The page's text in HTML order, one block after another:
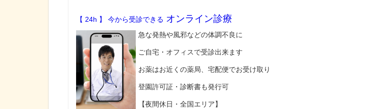
【 24h 】 今から受診できる オンライン診療
急な発熱や風邪などの体調不良に
ご自宅・オフィスで受診出来ます
お薬はお近くの薬局、宅配便でお受け取り
登園許可証・診断書も発行可
【夜間休日・全国エリア】